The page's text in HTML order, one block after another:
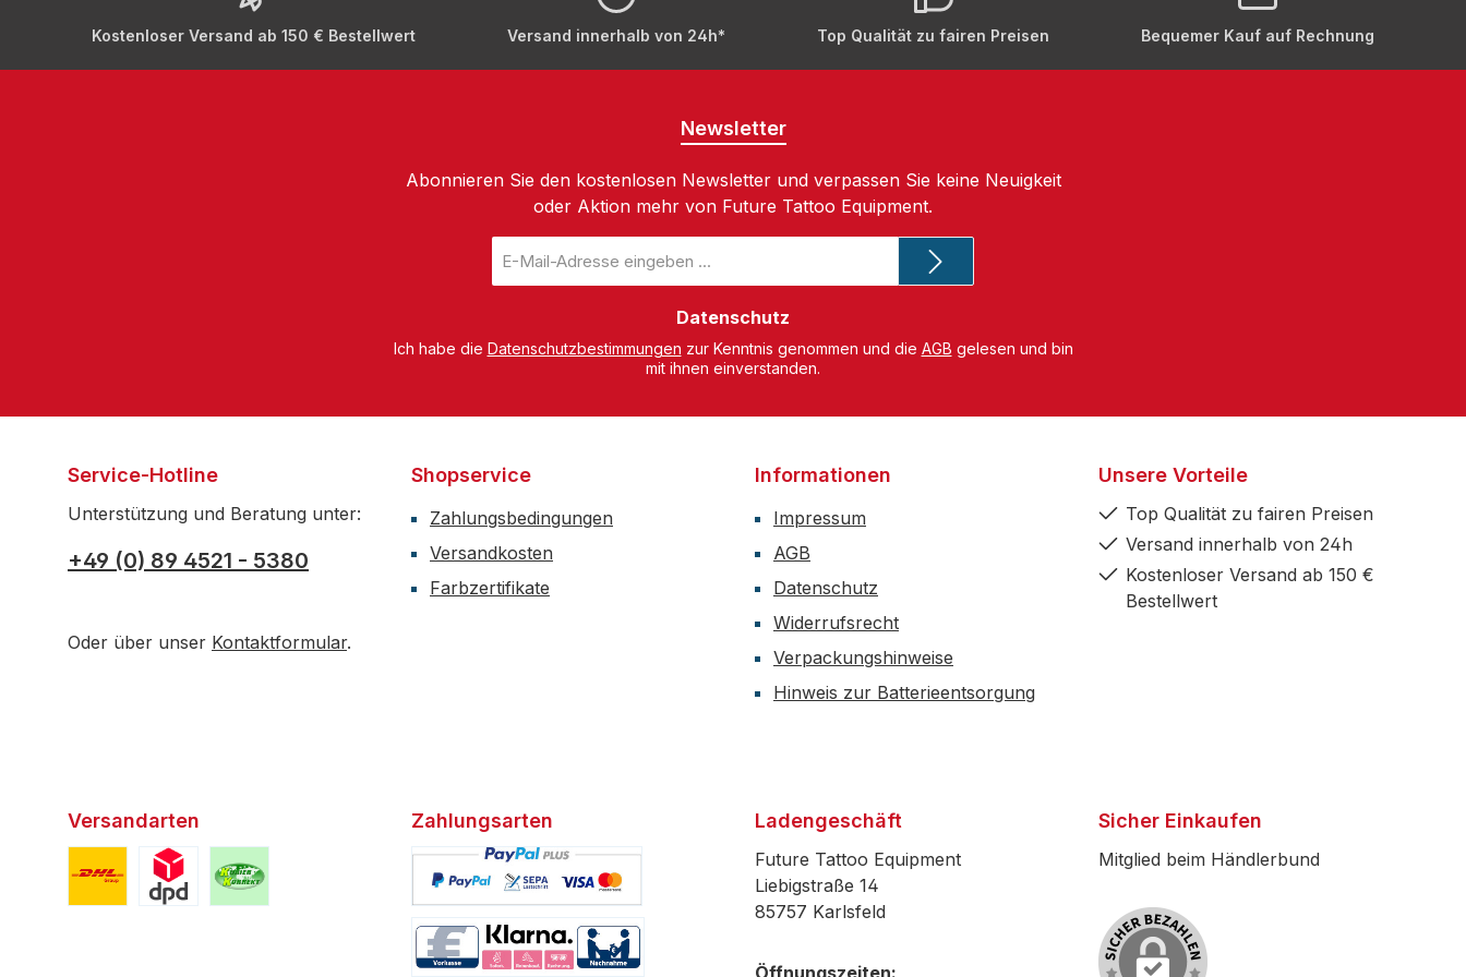
Kostenloser Versand ab 150 € Bestellwert Versand innerhalb von 24h* Top Qualität zu fairen Preisen Bequemer Kauf auf Rechnung
Newsletter
Abonnieren Sie den kostenlosen Newsletter und verpassen Sie keine Neuigkeit
oder Aktion mehr von Future Tattoo Equipment.
Mail-
Adresse
Datenschutz
Ich habe die Datenschutzbestimmungen zur Kenntnis genommen und die AGB gelesen und bin
mit ihnen einverstanden.
Service-Hotline
Unterstützung und Beratung unter:
+49 (0) 89 4521 - 5380
Oder über unser Kontaktformular.
Shopservice
Zahlungsbedingungen
Versandkosten
Farbzertifikate
Informationen
Impressum
AGB
Datenschutz
Widerrufsrecht
Verpackungshinweise
Hinweis zur Batterieentsorgung
Unsere Vorteile
Top Qualität zu fairen Preisen
Versand innerhalb von 24h
Kostenloser Versand ab 150 €
Bestellwert
Versandarten Zahlungsarten Ladengeschäft
Future Tattoo Equipment
Liebigstraße 14
85757 Karlsfeld
Sicher Einkaufen
Mitglied beim Händlerbund